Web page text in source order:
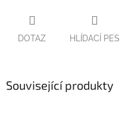
DOTAZ HLÍDACÍ PES
Související produkty